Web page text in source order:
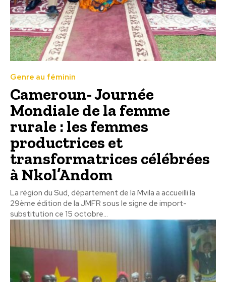
Genre au féminin
Cameroun- Journée
Mondiale de la femme
rurale : les femmes
productrices et
transformatrices célébrées
à Nkol’Andom
La région du Sud, département de la Mvila a accueilli la
29ème édition de la JMFR sous le signe de import-
substitution ce 15 octobre...